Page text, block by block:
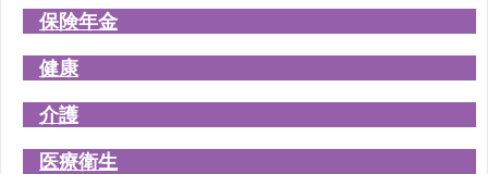
保険年金
健康
介護
医療衛生